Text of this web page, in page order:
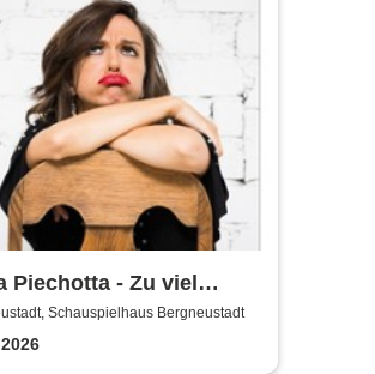
Piechotta - Zu viel
Schauspielhaus Bergneustadt